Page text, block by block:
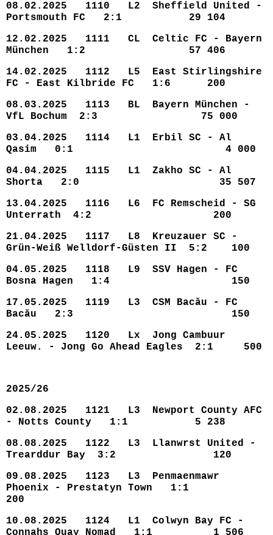
08.02.2025 1110 L2 Sheffield United -
Portsmouth FC 2:1 29 104
12.02.2025 1111 CL Celtic FC - Bayern
München 1:2 57 406
14.02.2025 1112 L5 East Stirlingshire
FC - East Kilbride FC 1:6 200
08.03.2025 1113 BL Bayern München -
VfL Bochum 2:3 75 000
03.04.2025 1114 L1 Erbil SC - Al
Qasim 0:1 4 000
04.04.2025 1115 L1 Zakho SC - Al
Shorta 2:0 35 507
13.04.2025 1116 L6 FC Remscheid - SG
Unterrath 4:2 200
21.04.2025 1117 L8 Kreuzauer SC -
Grün-Weiß Welldorf-Güsten II 5:2 100
04.05.2025 1118 L9 SSV Hagen - FC
Bosna Hagen 1:4 150
17.05.2025 1119 L3 CSM Bacău - FC
Bacău 2:3 150
24.05.2025 1120 Lx Jong Cambuur
Leeuw. - Jong Go Ahead Eagles 2:1 500
2025/26
02.08.2025 1121 L3 Newport County AFC
- Notts County 1:1 5 238
08.08.2025 1122 L3 Llanwrst United -
Trearddur Bay 3:2 120
09.08.2025 1123 L3 Penmaenmawr
Phoenix - Prestatyn Town 1:1
200
10.08.2025 1124 L1 Colwyn Bay FC -
Connahs Quay Nomad 1:1 1 506